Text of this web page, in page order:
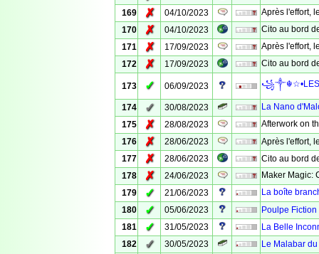
169
✗ 04/10/2023
Après l'effort,
170
✗ 04/10/2023
Cito au bord
171
✗ 17/09/2023
Après l'effort,
172
✗ 17/09/2023 Cito au bord
173 ✓ 06/09/2023 ꧁༒☬☆•LES
174 ✓ 30/08/2023
La Nano
175
✗ 28/08/2023
Afterwork on
176
✗ 28/06/2023
Après l'effort,
177
✗ 28/06/2023
Cito au bord
178
✗ 24/06/2023
Maker Magic:
179
✓ 21/06/2023
La boîte
180
✓ 05/06/2023
Poulpe Fiction
181
✓ 31/05/2023
La Belle
182
✓ 30/05/2023
Le Malabar